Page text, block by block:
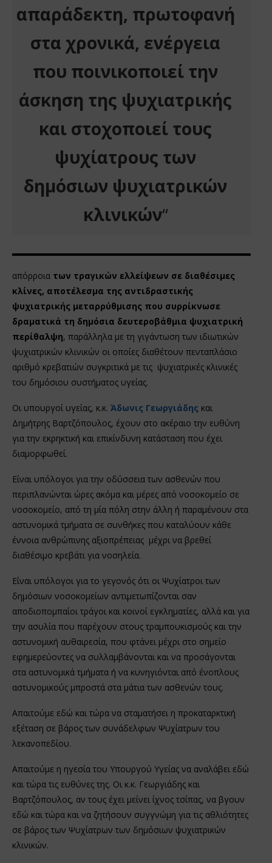
απαράδεκτη, πρωτοφανή
στα χρονικά, ενέργεια
που ποινικοποιεί την
άσκηση της ψυχιατρικής
και στοχοποιεί τους
ψυχίατρους των
δημόσιων ψυχιατρικών
κλινικών“
απόρροια των τραγικών ελλείψεων σε διαθέσιμες
κλίνες, αποτέλεσμα της αντιδραστικής
ψυχιατρικής μεταρρύθμισης που συρρίκνωσε
δραματικά τη δημόσια δευτεροβάθμια ψυχιατρική
περίθαλψη, παράλληλα με τη γιγάντωση των ιδιωτικών
ψυχιατρικών κλινικών οι οποίες διαθέτουν πενταπλάσιο
αριθμό κρεβατιών συγκριτικά με τις ψυχιατρικές κλινικές
του δημόσιου συστήματος υγείας.
Οι υπουργοί υγείας, κ.κ. Άδωνις Γεωργιάδης και
Δημήτρης Βαρτζόπουλος, έχουν στο ακέραιο την ευθύνη
για την εκρηκτική και επικίνδυνη κατάσταση που έχει
διαμορφωθεί.
Είναι υπόλογοι για την οδύσσεια των ασθενών που
περιπλανώνται ώρες ακόμα και μέρες από νοσοκομείο σε
νοσοκομείο, από τη μία πόλη στην άλλη ή παραμένουν στα
αστυνομικά τμήματα σε συνθήκες που καταλύουν κάθε
έννοια ανθρώπινης αξιοπρέπειας μέχρι να βρεθεί
διαθέσιμο κρεβάτι για νοσηλεία.
Είναι υπόλογοι για το γεγονός ότι οι Ψυχίατροι των
δημόσιων νοσοκομείων αντιμετωπίζονται σαν
αποδιοπομπαίοι τράγοι και κοινοί εγκληματίες, αλλά και για
την ασυλία που παρέχουν στους τραμπουκισμούς και την
αστυνομική αυθαιρεσία, που φτάνει μέχρι στο σημείο
εφημερεύοντες να συλλαμβάνονται και να προσάγονται
στα αστυνομικά τμήματα ή να κυνηγιόνται από ένοπλους
αστυνομικούς μπροστά στα μάτια των ασθενών τους.
Απαιτούμε εδώ και τώρα να σταματήσει η προκαταρκτική
εξέταση σε βάρος των συνάδελφων Ψυχίατρων του
λεκανοπεδίου.
Απαιτούμε η ηγεσία του Υπουργού Υγείας να αναλάβει εδώ
και τώρα τις ευθύνες της. Οι κ.κ. Γεωργιάδης και
Βαρτζόπουλος, αν τους έχει μείνει ίχνος τσίπας, να βγουν
εδώ και τώρα και να ζητήσουν συγγνώμη για τις αθλιότητες
σε βάρος των Ψυχίατρων των δημόσιων ψυχιατρικών
κλινικών.